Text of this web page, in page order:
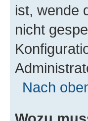
ist, wende
nicht
Nach